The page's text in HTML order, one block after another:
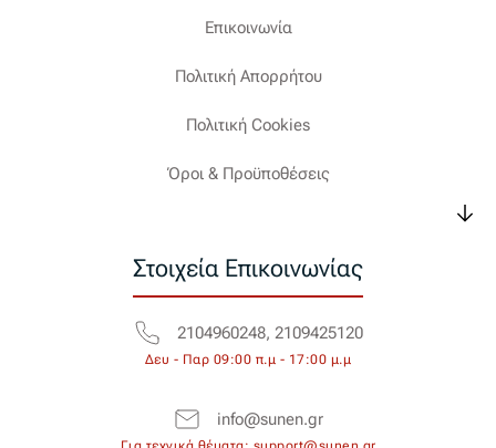
Επικοινωνία
Πολιτική Απορρήτου
Πολιτική Cookies
Όροι & Προϋποθέσεις
Στοιχεία Επικοινωνίας
2104960248, 2109425120
Δευ - Παρ 09:00 π.μ - 17:00 μ.μ
info@sunen.gr